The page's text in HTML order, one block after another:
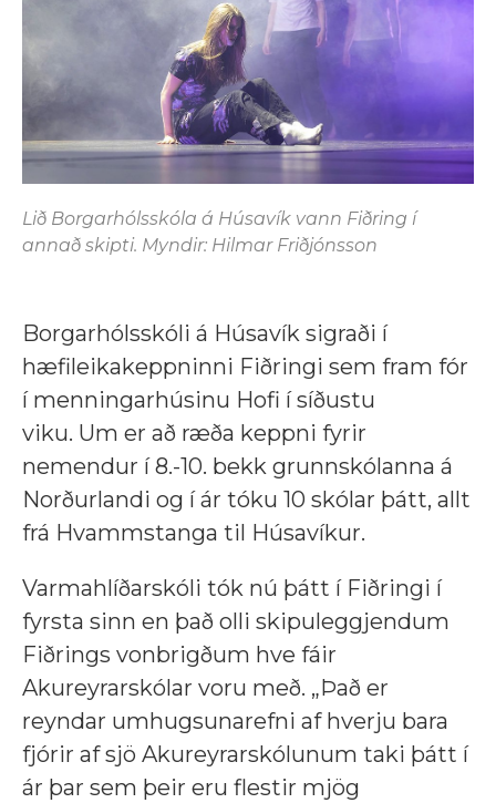
Lið Borgarhólsskóla á Húsavík vann Fiðring í
annað skipti. Myndir: Hilmar Friðjónsson
Borgarhólsskóli á Húsavík sigraði í
hæfileikakeppninni Fiðringi sem fram fór
í menningarhúsinu Hofi í síðustu
viku. Um er að ræða keppni fyrir
nemendur í 8.-10. bekk grunnskólanna á
Norðurlandi og í ár tóku 10 skólar þátt, allt
frá Hvammstanga til Húsavíkur.
Varmahlíðarskóli tók nú þátt í Fiðringi í
fyrsta sinn en það olli skipuleggjendum
Fiðrings vonbrigðum hve fáir
Akureyrarskólar voru með. „Það er
reyndar umhugsunarefni af hverju bara
fjórir af sjö Akureyrarskólunum taki þátt í
ár þar sem þeir eru flestir mjög